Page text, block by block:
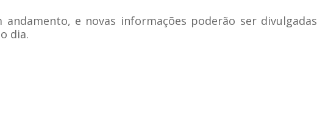
andamento, e novas informações poderão ser divulgadas
dia.